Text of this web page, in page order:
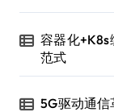
容器化
范式
5G驱动通